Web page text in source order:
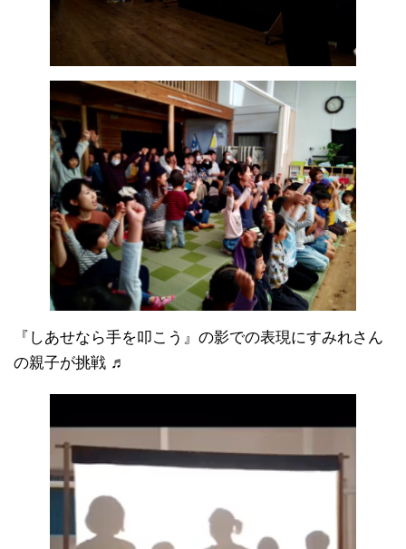
『しあせなら手を叩こう』の影での表現にすみれさん
の親子が挑戦 ♬